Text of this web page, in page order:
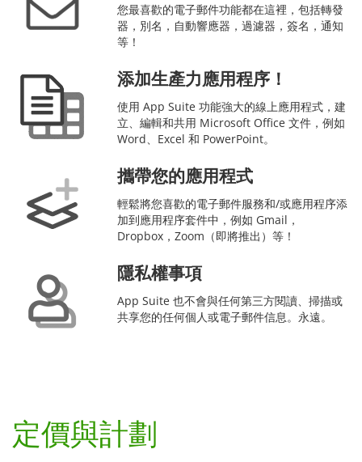
您最喜歡的電子郵件功能都在這裡，包括轉發
器，別名，自動響應器，過濾器，簽名，通知
等！
添加生產力應用程序！
使用 App Suite 功能強大的線上應用程式，建
立、編輯和共用 Microsoft Office 文件，例如
Word、Excel 和 PowerPoint。
攜帶您的應用程式
輕鬆將您喜歡的電子郵件服務和/或應用程序添
加到應用程序套件中，例如 Gmail，
Dropbox，Zoom（即將推出）等！
隱私權事項
App Suite 也不會與任何第三方閱讀、掃描或
共享您的任何個人或電子郵件信息。永遠。
定價與計劃